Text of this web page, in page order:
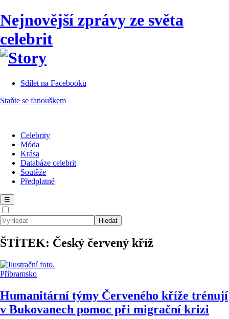
Nejnovější zprávy ze světa
celebrit
Sdílet na Facebooku
Staňte se fanouškem
Celebrity
Móda
Krása
Databáze celebrit
Soutěže
Předplatné
☰
ŠTÍTEK: Český červený kříž
Příbramsko
Humanitární týmy Červeného kříže trénují
v Bukovanech pomoc při migrační krizi